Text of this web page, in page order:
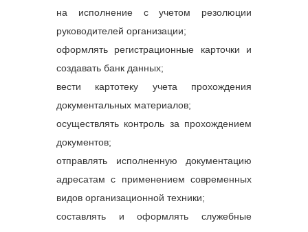
на исполнение с учетом резолюции
руководителей организации;
оформлять регистрационные карточки и
создавать банк данных;
вести картотеку учета прохождения
документальных материалов;
осуществлять контроль за прохождением
документов;
отправлять исполненную документацию
адресатам с применением современных
видов организационной техники;
составлять и оформлять служебные